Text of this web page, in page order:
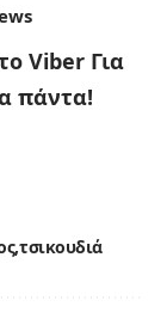
Viber Για
πάντα!
τσικουδιά